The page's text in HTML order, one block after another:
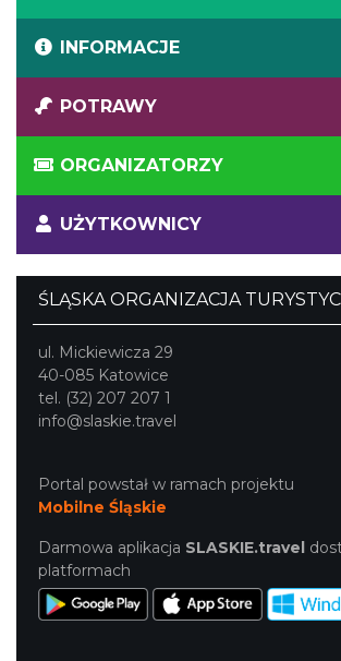
INFORMACJE
POTRAWY
ORGANIZATORZY
UŻYTKOWNICY
ŚLĄSKA ORGANIZACJA
ul. Mickiewicza 29
40-085 Katowice
tel. (32) 207 207 1
info@slaskie.travel
Portal powstał w ramach projektu
Mobilne Śląskie
Darmowa aplikacja SLASKIE.travel
platformach